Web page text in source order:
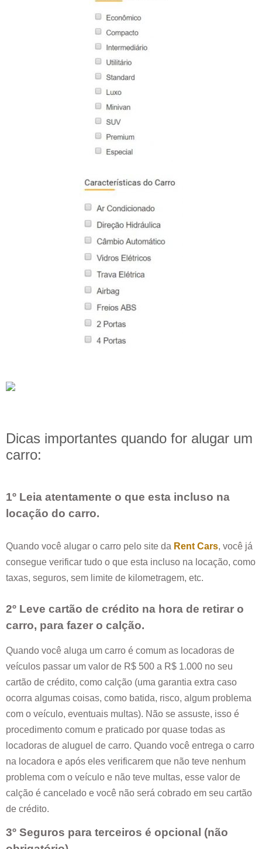
Dicas importantes quando for alugar um
carro:
1º Leia atentamente o que esta incluso na
locação do carro.
Quando você alugar o carro pelo site da Rent Cars, você já
consegue verificar tudo o que esta incluso na locação, como
taxas, seguros, sem limite de kilometragem, etc.
2º Leve cartão de crédito na hora de retirar o
carro, para fazer o calção.
Quando você aluga um carro é comum as locadoras de
veículos passar um valor de R$ 500 a R$ 1.000 no seu
cartão de crédito, como calção (uma garantia extra caso
ocorra algumas coisas, como batida, risco, algum problema
com o veículo, eventuais multas). Não se assuste, isso é
procedimento comum e praticado por quase todas as
locadoras de aluguel de carro. Quando você entrega o carro
na locadora e após eles verificarem que não teve nenhum
problema com o veículo e não teve multas, esse valor de
calção é cancelado e você não será cobrado em seu cartão
de crédito.
3º Seguros para terceiros é opcional (não